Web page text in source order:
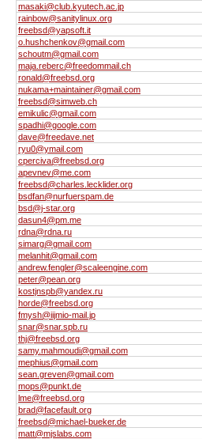
masaki@club.kyutech.ac.jp
rainbow@sanitylinux.org
freebsd@yapsoft.it
o.hushchenkov@gmail.com
schoutm@gmail.com
maja.reberc@freedommail.ch
ronald@freebsd.org
nukama+maintainer@gmail.com
freebsd@simweb.ch
emikulic@gmail.com
spadhi@google.com
dave@freedave.net
ryu0@ymail.com
cperciva@freebsd.org
apevnev@me.com
freebsd@charles.lecklider.org
bsdfan@nurfuerspam.de
bsd@j-star.org
dasun4@pm.me
rdna@rdna.ru
simarg@gmail.com
melanhit@gmail.com
andrew.fengler@scaleengine.com
peter@pean.org
kostjnspb@yandex.ru
horde@freebsd.org
fmysh@iijmio-mail.jp
snar@snar.spb.ru
thj@freebsd.org
samy.mahmoudi@gmail.com
mephius@gmail.com
sean.greven@gmail.com
mops@punkt.de
lme@freebsd.org
brad@facefault.org
freebsd@michael-bueker.de
matt@mjslabs.com